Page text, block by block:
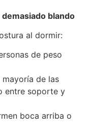
blando
al dormir:
de peso
de las
entre soporte y
boca arriba o